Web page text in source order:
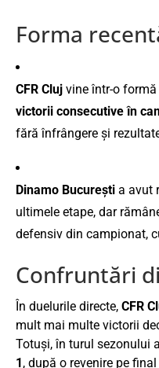
Forma
CFR Cluj vine într-o
victorii consecutive în
fără înfrângere și
Dinamo București a avut
ultimele etape, dar
defensiv din campionat,
Confruntări
În duelurile directe, CFR
mult mai multe victorii
Totuși, în turul sezonului
1 , după o revenire pe